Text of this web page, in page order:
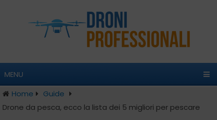
MENU
Home
Guide
Drone da pesca, ecco la lista dei 5 migliori per pescare